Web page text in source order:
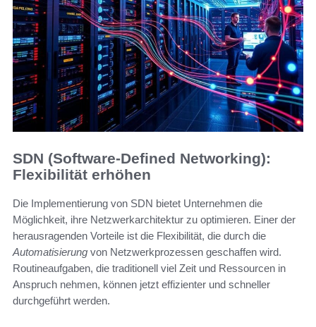
SDN (Software-Defined Networking):
Flexibilität erhöhen
Die Implementierung von SDN bietet Unternehmen die
Möglichkeit, ihre Netzwerkarchitektur zu optimieren. Einer der
herausragenden Vorteile ist die Flexibilität, die durch die
Automatisierung von Netzwerkprozessen geschaffen wird.
Routineaufgaben, die traditionell viel Zeit und Ressourcen in
Anspruch nehmen, können jetzt effizienter und schneller
durchgeführt werden.